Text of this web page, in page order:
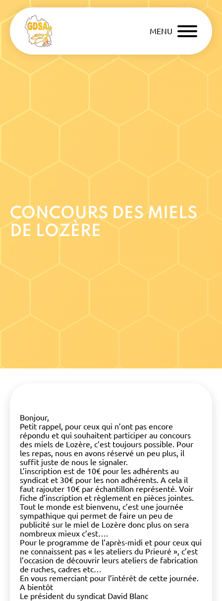
MENU
CONCOURS DES MIELS
DE LOZÈRE
Bonjour,
Petit rappel, pour ceux qui n’ont pas encore
répondu et qui souhaitent participer au concours
des miels de Lozère, c’est toujours possible. Pour
les repas, nous en avons réservé un peu plus, il
suffit juste de nous le signaler.
L’inscription est de 10€ pour les adhérents au
syndicat et 30€ pour les non adhérents. A cela il
faut rajouter 10€ par échantillon représenté. Voir
fiche d’inscription et règlement en pièces jointes.
Tout le monde est bienvenu, c’est une journée
sympathique qui permet de faire un peu de
publicité sur le miel de Lozère donc plus on sera
nombreux mieux c’est….
Pour le programme de l’après-midi et pour ceux qui
ne connaissent pas « les ateliers du Prieuré », c’est
l’occasion de découvrir leurs ateliers de fabrication
de ruches, cadres etc…
En vous remerciant pour l’intérêt de cette journée.
A bientôt
Le président du syndicat David Blanc